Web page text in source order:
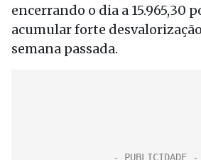
encerrando o dia a 15.965,30
acumular forte
semana passada.